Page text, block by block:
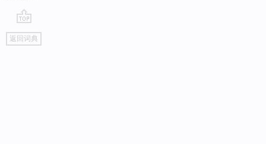
go
top
返回词典